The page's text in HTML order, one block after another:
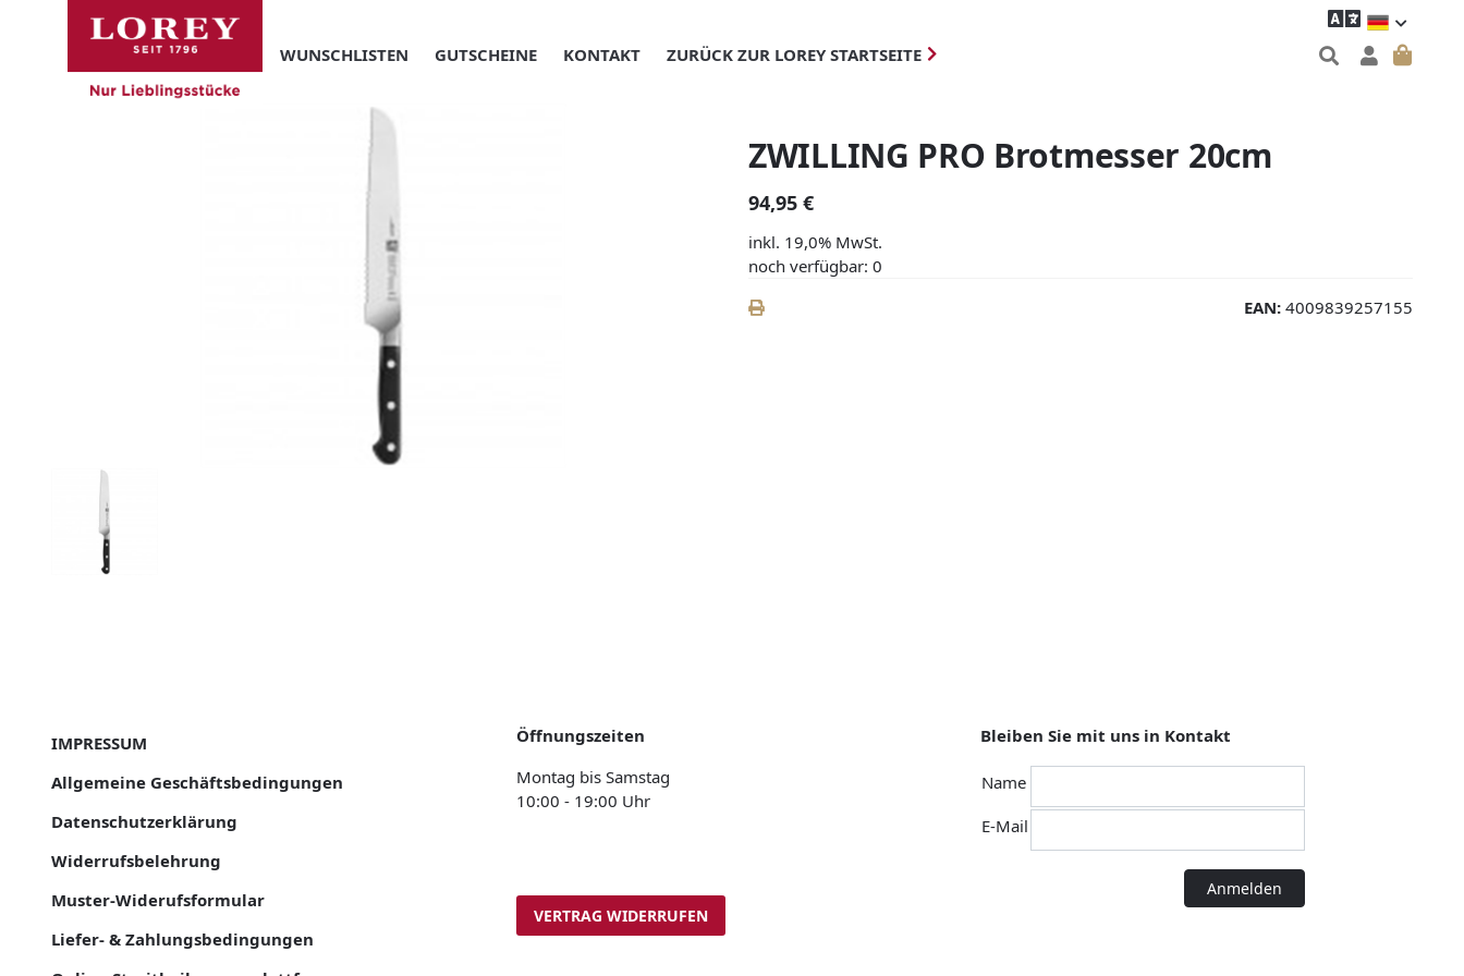
WUNSCHLISTEN GUTSCHEINE KONTAKT ZURÜCK ZUR LOREY STARTSEITE
ZWILLING PRO Brotmesser 20cm
94,95 €
inkl. 19,0% MwSt.
noch verfügbar: 0
EAN: 4009839257155
IMPRESSUM
Allgemeine Geschäftsbedingungen
Datenschutzerklärung
Widerrufsbelehrung
Muster-Widerufsformular
Liefer- & Zahlungsbedingungen
Öffnungszeiten
Montag bis Samstag
10:00 - 19:00 Uhr
VERTRAG WIDERRUFEN
Bleiben Sie mit uns in Kontakt
Name
E-Mail